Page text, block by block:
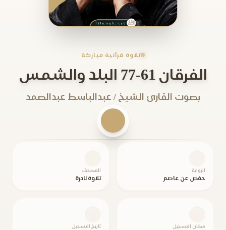
تلاوة قرآنية مباركة
الفرقان 61-77 البلد والشمس
بصوت القارئ الشيخ / عبدالباسط عبدالصمد
الرواية
حفص عن عاصم
المصحف
تلاوة نادرة
مكان التسجيل تاريخ التسجيل